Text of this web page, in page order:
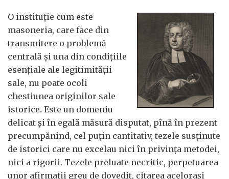
O instituţie cum este
masoneria, care face din
transmitere o problemă
centrală şi una din condiţiile
esenţiale ale legitimităţii
sale, nu poate ocoli
chestiunea originilor sale
istorice. Este un domeniu
delicat şi în egală măsură disputat, pînă în prezent
precumpănind, cel puţin cantitativ, tezele susţinute
de istorici care nu excelau nici în privinţa metodei,
nici a rigorii. Tezele preluate necritic, perpetuarea
unor afirmaţii greu de dovedit, citarea aceloraşi